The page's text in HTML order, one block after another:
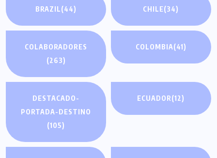
BRAZIL(44) CHILE(34)
COLABORADORES
(263)
COLOMBIA(41)
DESTACADO-
PORTADA-DESTINO
(105)
ECUADOR(12)